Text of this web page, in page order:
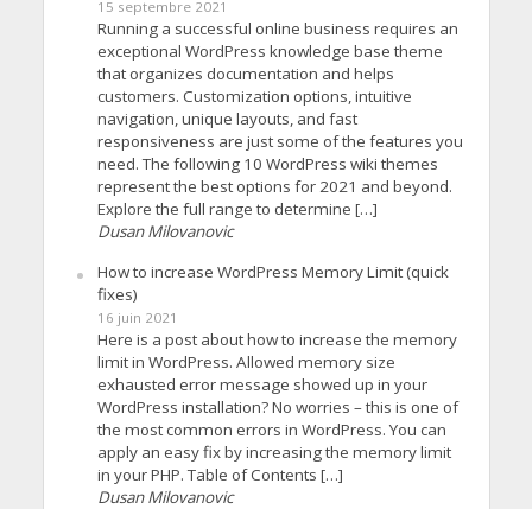
15 septembre 2021
Running a successful online business requires an
exceptional WordPress knowledge base theme
that organizes documentation and helps
customers. Customization options, intuitive
navigation, unique layouts, and fast
responsiveness are just some of the features you
need. The following 10 WordPress wiki themes
represent the best options for 2021 and beyond.
Explore the full range to determine […]
Dusan Milovanovic
How to increase WordPress Memory Limit (quick
fixes)
16 juin 2021
Here is a post about how to increase the memory
limit in WordPress. Allowed memory size
exhausted error message showed up in your
WordPress installation? No worries – this is one of
the most common errors in WordPress. You can
apply an easy fix by increasing the memory limit
in your PHP. Table of Contents […]
Dusan Milovanovic